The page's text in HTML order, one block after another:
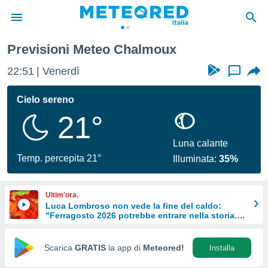
di
per
le
di
Web
Previsioni Meteo Chalmoux
22:51 Venerdì ...
Cielo sereno
21°
Temp. percepita 21°
Luna calante
Illuminata:35%
Ultim'ora.
Luca Lombroso non vede la fine del caldo:
"Ferragosto 2026 potrebbe entrare nella storia.
Scarica GRATIS la app di Meteored! Installa